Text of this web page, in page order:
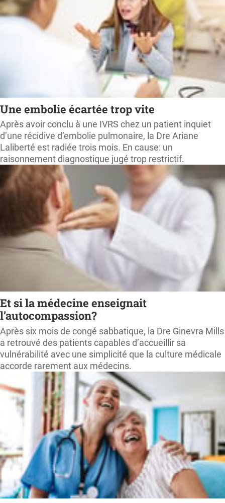
Une embolie écartée trop vite
Après avoir conclu à une IVRS chez un patient inquiet
d’une récidive d’embolie pulmonaire, la Dre Ariane
Laliberté est radiée trois mois. En cause: un
raisonnement diagnostique jugé trop restrictif.
Et si la médecine enseignait
l’autocompassion?
Après six mois de congé sabbatique, la Dre Ginevra Mills
a retrouvé des patients capables d’accueillir sa
vulnérabilité avec une simplicité que la culture médicale
accorde rarement aux médecins.